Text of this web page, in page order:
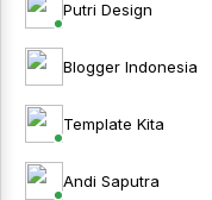
Putri Design
Blogger Indonesia
Template Kita
Andi Saputra